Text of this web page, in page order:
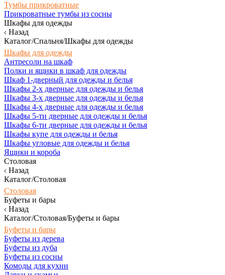
Тумбы прикроватные
Прикроватные тумбы из сосны
Шкафы для одежды
Назад
Каталог/Спальня/Шкафы для одежды
Шкафы для одежды
Антресоли на шкаф
Полки и ящики в шкаф для одежды
Шкаф 1-дверный для одежды и белья
Шкафы 2-х дверные для одежды и белья
Шкафы 3-х дверные для одежды и белья
Шкафы 4-х дверные для одежды и белья
Шкафы 5-ти дверные для одежды и белья
Шкафы 6-ти дверные для одежды и белья
Шкафы купе для одежды и белья
Шкафы угловые для одежды и белья
Ящики и короба
Столовая
Назад
Каталог/Столовая
Столовая
Буфеты и бары
Назад
Каталог/Столовая/Буфеты и бары
Буфеты и бары
Буфеты из дерева
Буфеты из дуба
Буфеты из сосны
Комоды для кухни